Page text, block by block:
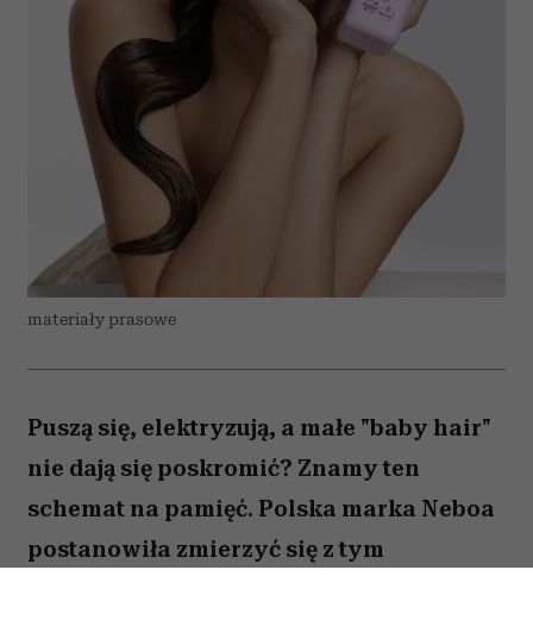
materiały prasowe
Puszą się, elektryzują, a małe "baby hair"
nie dają się poskromić? Znamy ten
schemat na pamięć. Polska marka Neboa
postanowiła zmierzyć się z tym